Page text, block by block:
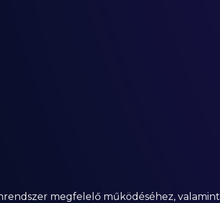
megfelelő működéséhez, valamint